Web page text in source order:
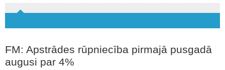
FM: Apstrādes rūpniecība pirmajā pusgadā
augusi par 4%